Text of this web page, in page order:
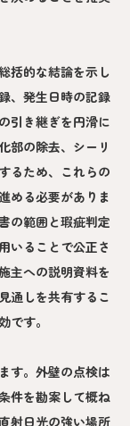
括的な結論を示し
、発生日時の記録
引き継ぎを円滑に
部の除去、シーリ
るため、これらの
める必要がありま
の範囲と瑕疵判定
いることで公正さ
主への説明資料を
通しを共有するこ
です。
す。外壁の点検は
件を勘案して概ね
射日光の強い場所